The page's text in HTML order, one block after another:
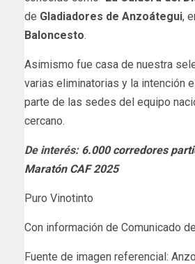
de Gladiadores de Anzoátegui,
Baloncesto.
Asimismo fue casa de nuestra
varias eliminatorias y la intención
parte de las sedes del equipo
cercano.
De interés: 6.000 corredores
Maratón CAF 2025
Puro Vinotinto
Con información de Comunicado
Fuente de imagen referencial: